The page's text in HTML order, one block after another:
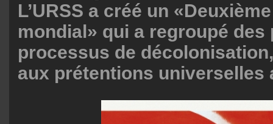
L’URSS a créé un
mondial» qui a regroupé des
processus de
aux prétentions universelles